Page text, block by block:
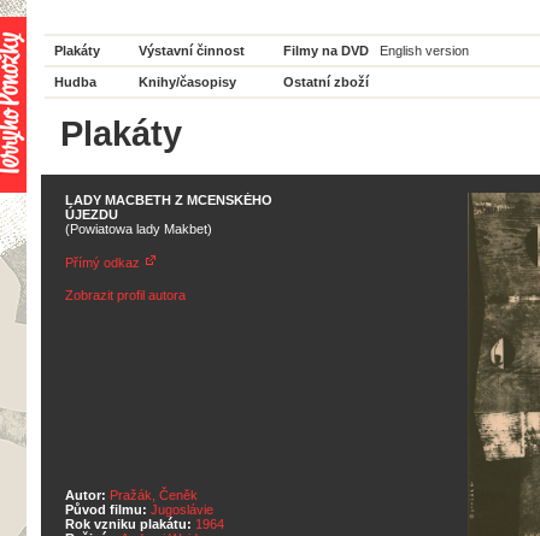
Plakáty Výstavní činnost Filmy na DVD English version
Hudba Knihy/časopisy Ostatní zboží
Plakáty
LADY MACBETH Z MCENSKÉHO
ÚJEZDU
(Powiatowa lady Makbet)
Přímý odkaz
Zobrazit profil autora
Autor: Pražák, Čeněk
Původ filmu: Jugoslávie
Rok vzniku plakátu: 1964